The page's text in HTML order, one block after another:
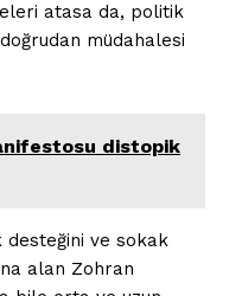
atasa da, politik
müdahalesi
distopik
ve sokak
alan Zohran